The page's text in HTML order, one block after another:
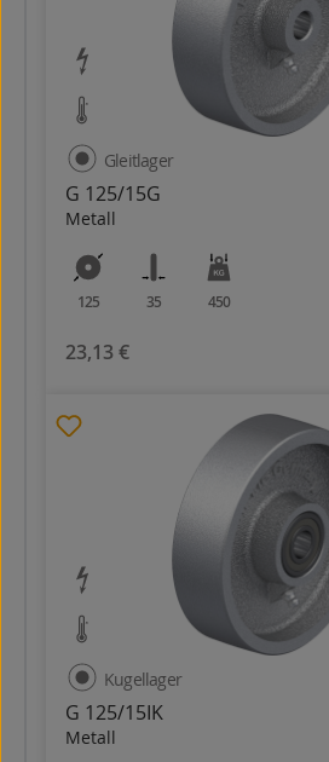
G 125/15G
Metall
Gleitlager
125 35 450
23,13 €
G 125/15IK
Metall
Kugellager